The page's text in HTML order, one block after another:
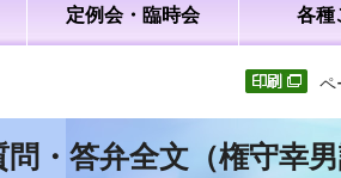
定例会・臨時会 各種
ペ
・答弁全文（権守幸男